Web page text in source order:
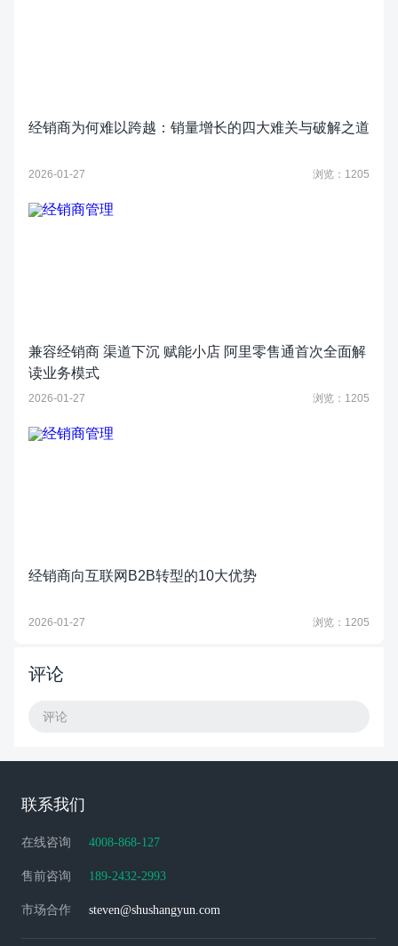
经销商为何难以跨越：销量增长的四大难关与破解之道
2026-01-27 浏览：1205
兼容经销商 渠道下沉 赋能小店 阿里零售通首次全面解
读业务模式
2026-01-27 浏览：1205
经销商向互联网B2B转型的10大优势
2026-01-27 浏览：1205
评论
评论
联系我们
在线咨询 4008-868-127
售前咨询 189-2432-2993
市场合作 steven@shushangyun.com